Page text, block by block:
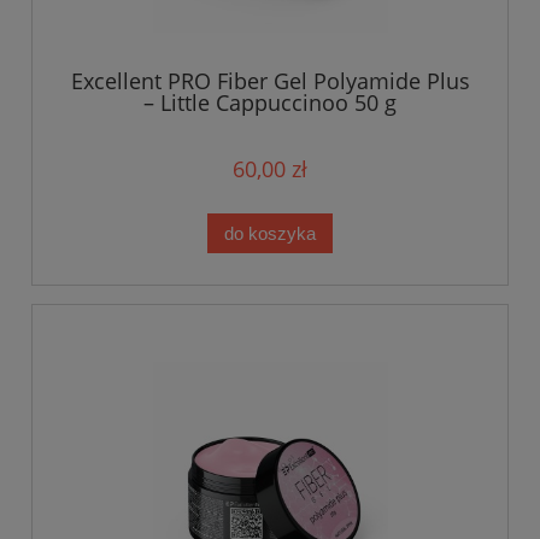
Excellent PRO Fiber Gel Polyamide Plus
– Little Cappuccinoo 50 g
60,00 zł
do koszyka